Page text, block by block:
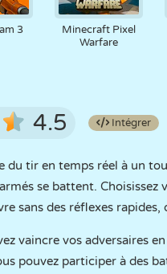
3
Minecraft Pixel
Warfare
4.5 Intégrer
du tir en temps réel à un
se battent.
sans des réflexes
vaincre vos adversaires
pouvez participer à des